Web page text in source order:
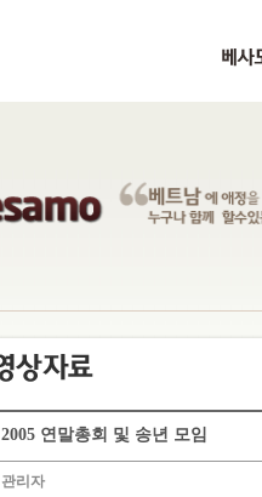
2005 연말총회 및 송년 모임
관리자